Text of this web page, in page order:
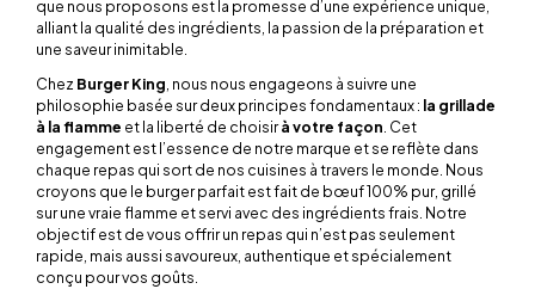
que nous proposons est la promesse d’une expérience unique,
alliant la qualité des ingrédients, la passion de la préparation et
une saveur inimitable.
Chez Burger King , nous nous engageons à suivre une
philosophie basée sur deux principes fondamentaux : la grillade
à la flamme et la liberté de choisirà votre façon . Cet
engagement est l’essence de notre marque et se reflète dans
chaque repas qui sort de nos cuisines à travers le monde. Nous
croyons que le burger parfait est fait de bœuf 100% pur, grillé
sur une vraie flamme et servi avec des ingrédients frais. Notre
objectif est de vous offrir un repas qui n’est pas seulement
rapide, mais aussi savoureux, authentique et spécialement
conçu pour vos goûts.